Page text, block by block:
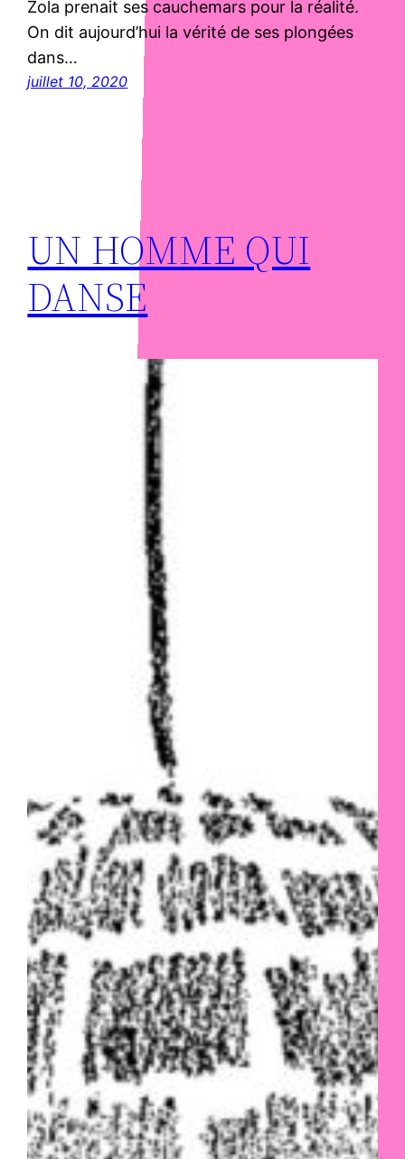
Zola prenait ses cauchemars pour la réalité.
On dit aujourd’hui la vérité de ses plongées
dans…
juillet 10, 2020
UN HOMME QUI
DANSE